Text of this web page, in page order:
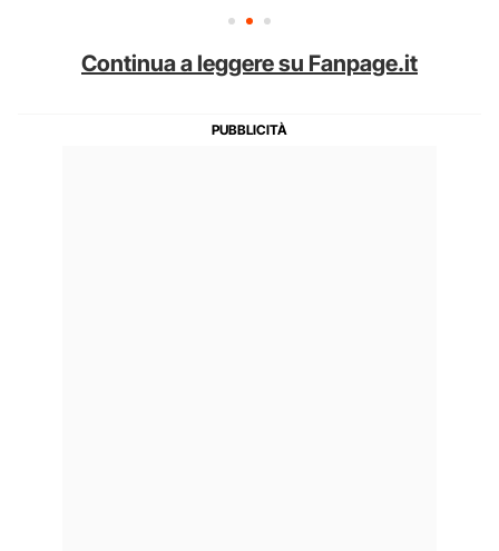
Continua a leggere su Fanpage.it